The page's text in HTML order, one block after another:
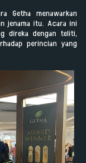
Getha menawarkan
jenama itu. Acara ini
direka dengan teliti,
perincian yang